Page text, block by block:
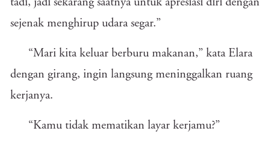
tadi, jadi sekarang saatnya untuk apresiasi diri dengan
sejenak menghirup udara segar.”
“Mari kita keluar berburu makanan,” kata Elara
dengan girang, ingin langsung meninggalkan ruang
kerjanya.
“Kamu tidak mematikan layar kerjamu?”